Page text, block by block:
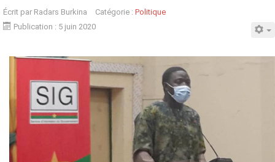
Écrit par Radars Burkina Catégorie : Politique
Publication : 5 juin 2020